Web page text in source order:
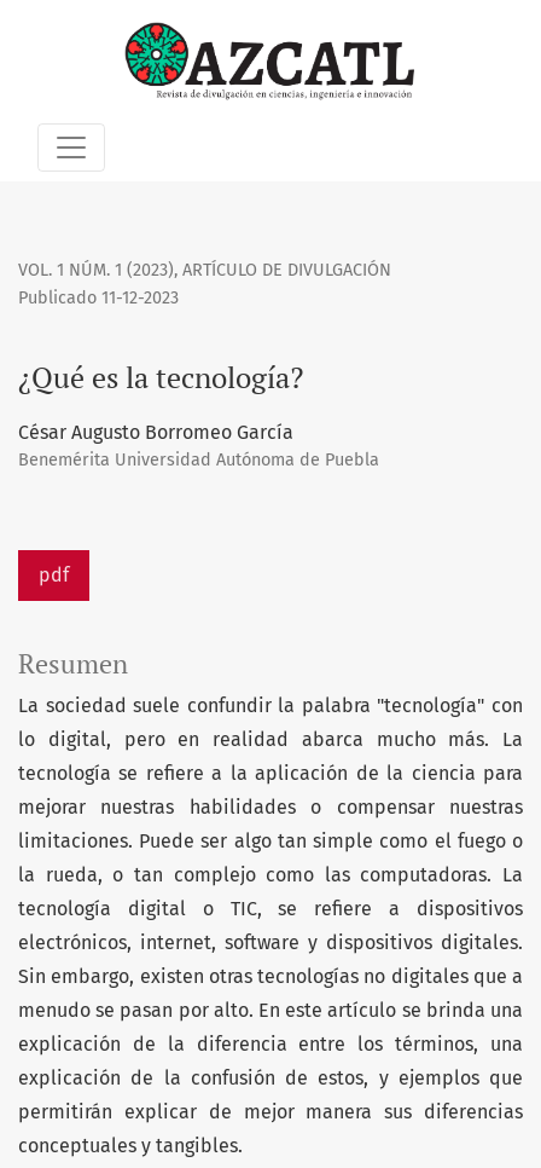
VOL. 1 NÚM. 1 (2023), ARTÍCULO DE DIVULGACIÓN
¿Qué es la tecnología?
Publicado 11-12-2023
César Augusto Borromeo García
Benemérita Universidad Autónoma de Puebla
pdf
Resumen
La sociedad suele confundir la palabra "tecnología" con
lo digital, pero en realidad abarca mucho más. La
tecnología se refiere a la aplicación de la ciencia para
mejorar nuestras habilidades o compensar nuestras
limitaciones. Puede ser algo tan simple como el fuego o
la rueda, o tan complejo como las computadoras. La
tecnología digital o TIC, se refiere a dispositivos
electrónicos, internet, software y dispositivos digitales.
Sin embargo, existen otras tecnologías no digitales que a
menudo se pasan por alto. En este artículo se brinda una
explicación de la diferencia entre los términos, una
explicación de la confusión de estos, y ejemplos que
permitirán explicar de mejor manera sus diferencias
conceptuales y tangibles.